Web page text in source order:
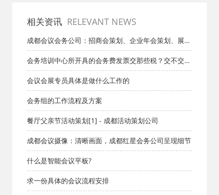
相关资讯 RELEVANT NEWS
成都会议会务公司：招商会策划、企业年会策划、展会
展览策划
会务培训中心所开具的会务费发票交那些税？交不交所
得税？
会议会展专员具体是做什么工作的
会务组的工作流程及方案
餐厅父亲节活动策划[1] - 成都活动策划公司
成都会议摄像：清晰画面，成都红星会务公司呈现细节
什么是智能会议平板?
求一份具体的会议流程安排